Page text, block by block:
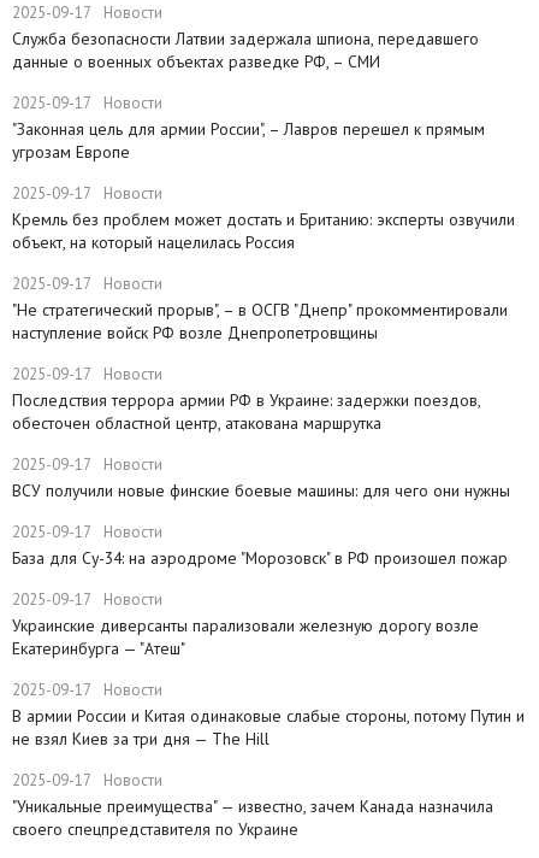
2025-09-17 Новости
Служба безопасности Латвии задержала шпиона, передавшего
данные о военных объектах разведке РФ, – СМИ
2025-09-17 Новости
"Законная цель для армии России", – Лавров перешел к прямым
угрозам Европе
2025-09-17 Новости
​Кремль без проблем может достать и Британию: эксперты озвучили
объект, на который нацелилась Россия
2025-09-17 Новости
"Не стратегический прорыв", – в ОСГВ "Днепр" прокомментировали
наступление войск РФ возле Днепропетровщины
2025-09-17 Новости
Последствия террора армии РФ в Украине: задержки поездов,
обесточен областной центр, атакована маршрутка
2025-09-17 Новости
ВСУ получили новые финские боевые машины: для чего они нужны
2025-09-17 Новости
База для Су-34: на аэродроме "Морозовск" в РФ произошел пожар
2025-09-17 Новости
Украинские диверсанты парализовали железную дорогу возле
Екатеринбурга — "Атеш"
2025-09-17 Новости
​В армии России и Китая одинаковые слабые стороны, потому Путин и
не взял Киев за три дня — The Hill
2025-09-17 Новости
​"Уникальные преимущества" — известно, зачем Канада назначила
своего спецпредставителя по Украине